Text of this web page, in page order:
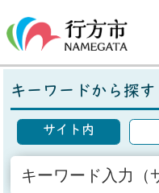
キーワードから探す
サイト内